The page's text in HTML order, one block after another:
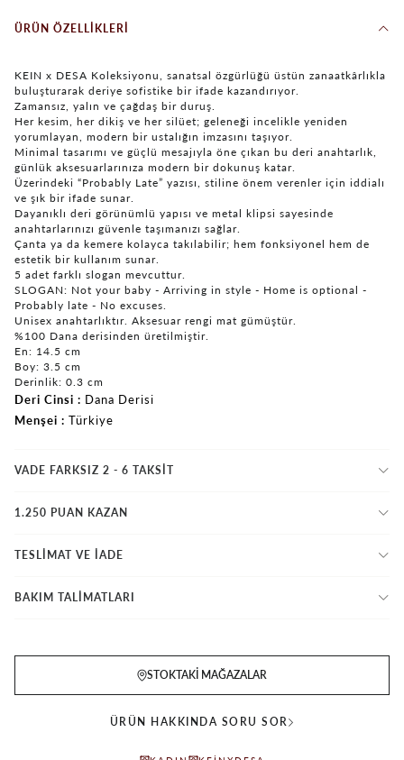
ÜRÜN ÖZELLIKLERI
KEIN x DESA Koleksiyonu, sanatsal özgürlüğü üstün zanaatkârlıkla
buluşturarak deriye sofistike bir ifade kazandırıyor.
Zamansız, yalın ve çağdaş bir duruş.
Her kesim, her dikiş ve her silüet; geleneği incelikle yeniden
yorumlayan, modern bir ustalığın imzasını taşıyor.
Minimal tasarımı ve güçlü mesajıyla öne çıkan bu deri anahtarlık,
günlük aksesuarlarınıza modern bir dokunuş katar.
Üzerindeki “Probably Late” yazısı, stiline önem verenler için iddialı
ve şık bir ifade sunar.
Dayanıklı deri görünümlü yapısı ve metal klipsi sayesinde
anahtarlarınızı güvenle taşımanızı sağlar.
Çanta ya da kemere kolayca takılabilir; hem fonksiyonel hem de
estetik bir kullanım sunar.
5 adet farklı slogan mevcuttur.
SLOGAN: Not your baby - Arriving in style - Home is optional -
Probably late - No excuses.
Unisex anahtarlıktır. Aksesuar rengi mat gümüştür.
%100 Dana derisinden üretilmiştir.
En: 14.5 cm
Boy: 3.5 cm
Derinlik: 0.3 cm
Deri Cinsi
Dana Derisi
Menşei
Türkiye
VADE FARKSIZ 2 - 6 TAKSIT
1.250 PUAN KAZAN
TESLİMAT VE İADE
BAKIM TALİMATLARI
STOKTAKI MAĞAZALAR
ÜRÜN HAKKINDA SORU SOR